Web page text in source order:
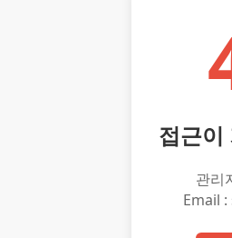
접근이
관리
Email